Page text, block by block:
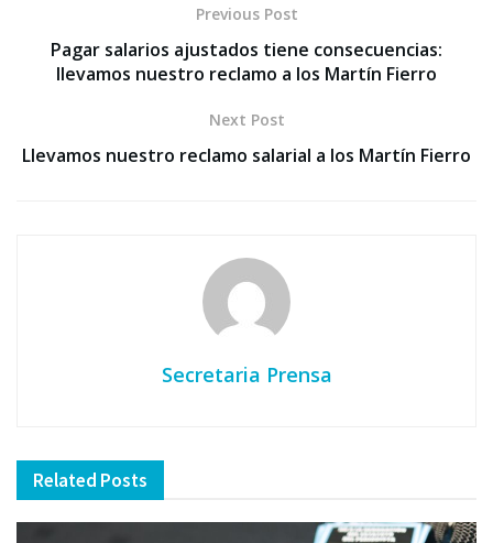
Previous Post
Pagar salarios ajustados tiene consecuencias:
llevamos nuestro reclamo a los Martín Fierro
Next Post
Llevamos nuestro reclamo salarial a los Martín Fierro
Secretaria Prensa
Related Posts